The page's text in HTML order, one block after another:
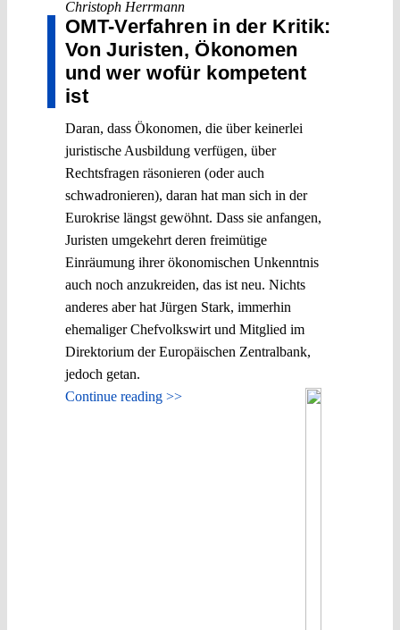
Christoph Herrmann
OMT-Verfahren in der Kritik:
Von Juristen, Ökonomen
und wer wofür kompetent
ist
Daran, dass Ökonomen, die über keinerlei
juristische Ausbildung verfügen, über
Rechtsfragen räsonieren (oder auch
schwadronieren), daran hat man sich in der
Eurokrise längst gewöhnt. Dass sie anfangen,
Juristen umgekehrt deren freimütige
Einräumung ihrer ökonomischen Unkenntnis
auch noch anzukreiden, das ist neu. Nichts
anderes aber hat Jürgen Stark, immerhin
ehemaliger Chefvolkswirt und Mitglied im
Direktorium der Europäischen Zentralbank,
jedoch getan.
Continue reading >>